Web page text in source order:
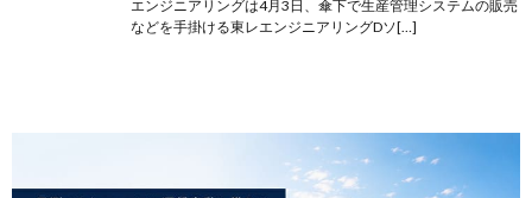
エンジニアリングは4月3日、傘下で生産管理システムの販売
などを手掛ける東レエンジニアリングDソ[…]